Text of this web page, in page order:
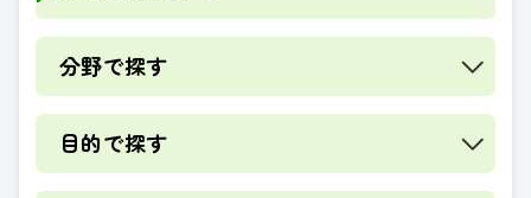
分野で探す
目的で探す